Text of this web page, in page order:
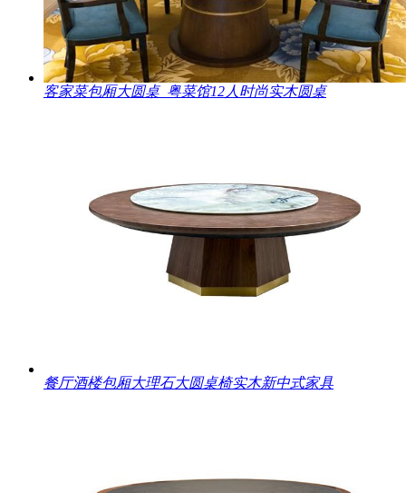
客家菜包厢大圆桌_粤菜馆12人时尚实木圆桌
餐厅酒楼包厢大理石大圆桌椅实木新中式家具